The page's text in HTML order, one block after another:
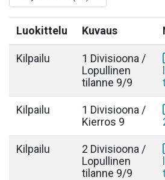
Luokittelu Kuvaus
Kilpailu
1 Divisioona /
Lopullinen
tilanne 9/9
Kilpailu
1 Divisioona /
Kierros 9
Kilpailu
2 Divisioona /
Lopullinen
tilanne 9/9